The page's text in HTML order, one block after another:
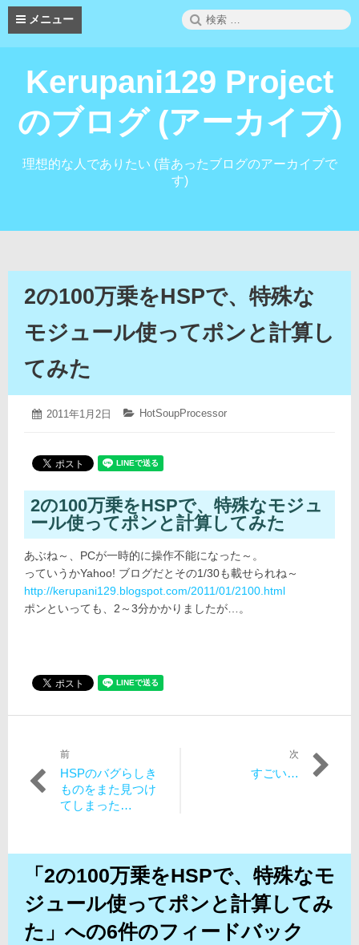
コ
メニュー
検
索:
Kerupani129 Project
のブログ (アーカイブ)
理想的な人でありたい (昔あったブログのアーカイブで
す)
2の100万乗をHSPで、特殊な
モジュール使ってポンと計算し
てみた
投
2011年1月2日
2019
月
12
カ
リ
ー:
HotSoupProcessor
2の100万乗をHSPで、特殊なモジュ
ール使ってポンと計算してみた
あぶね～、PCが一時的に操作不能になった～。
っていうかYahoo! ブログだとその1/30も載せられね～
http://kerupani129.blogspot.com/2011/01/2100.html
ポンといっても、2～3分かかりましたが…。
稿
ゲ
ー
シ
ョ
前
過
去
の
HSPのバグらしき
ものをまた見つけ
てしまった…
次
すごい…
「2の100万乗をHSPで、特殊なモ
ジュール使ってポンと計算してみ
た」への6件のフィードバック